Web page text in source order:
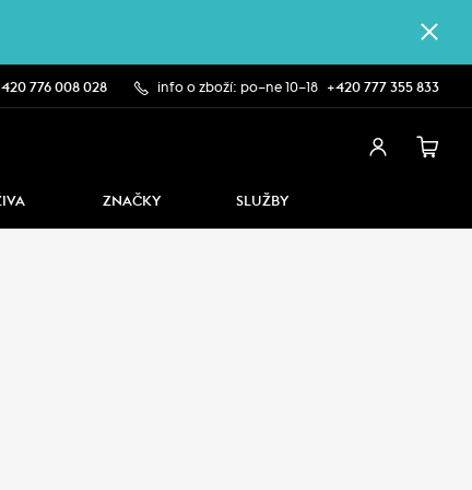
776 008 028 info o zboží: po–ne 10–18 +420 777 355 833
ZNAČKY SLUŽBY